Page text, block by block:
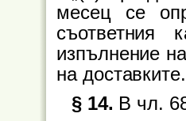
месец се
изпълнение
на
§ 14. В чл.